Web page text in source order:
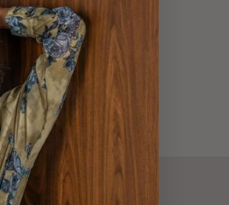
6% Spandex